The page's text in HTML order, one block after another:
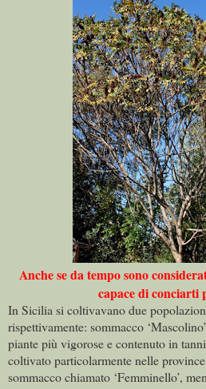
Anche se da tempo sono
capace di conciarti
In Sicilia si coltivavano due
rispettivamente: sommacco
piante più vigorose e contenuto in
coltivato particolarmente nelle
sommacco chiamato ‘Femminello’,